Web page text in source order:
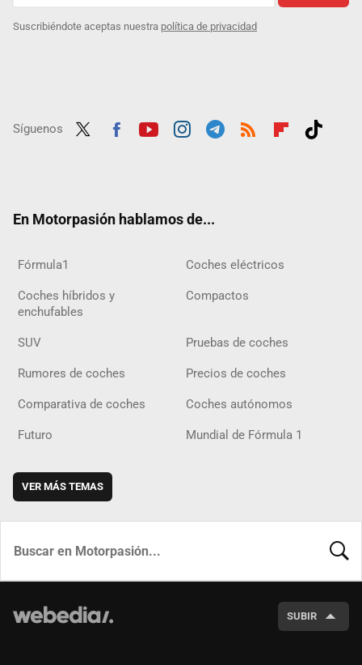
Suscribiéndote aceptas nuestra política de privacidad
Síguenos
En Motorpasión hablamos de...
Fórmula1 Coches eléctricos
Coches híbridos y
enchufables
Compactos
SUV Pruebas de coches
Rumores de coches Precios de coches
Comparativa de coches Coches autónomos
Futuro Mundial de Fórmula 1
VER MÁS TEMAS
SUBIR